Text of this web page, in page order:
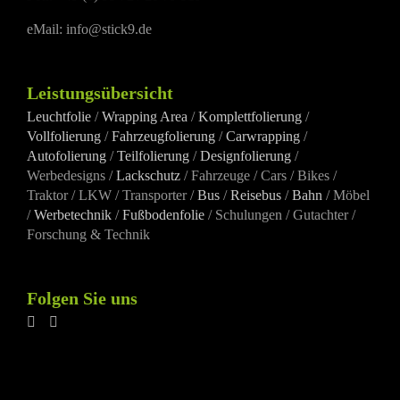
eMail: info@stick9.de
Leistungsübersicht
Leuchtfolie /Wrapping Area /Komplettfolierung /
Vollfolierung /Fahrzeugfolierung /Carwrapping /
Autofolierung /Teilfolierung /Designfolierung /
Werbedesigns /Lackschutz / Fahrzeuge / Cars / Bikes /
Traktor / LKW / Transporter /Bus /Reisebus /Bahn / Möbel
/Werbetechnik /Fußbodenfolie / Schulungen / Gutachter /
Forschung & Technik
Folgen Sie uns